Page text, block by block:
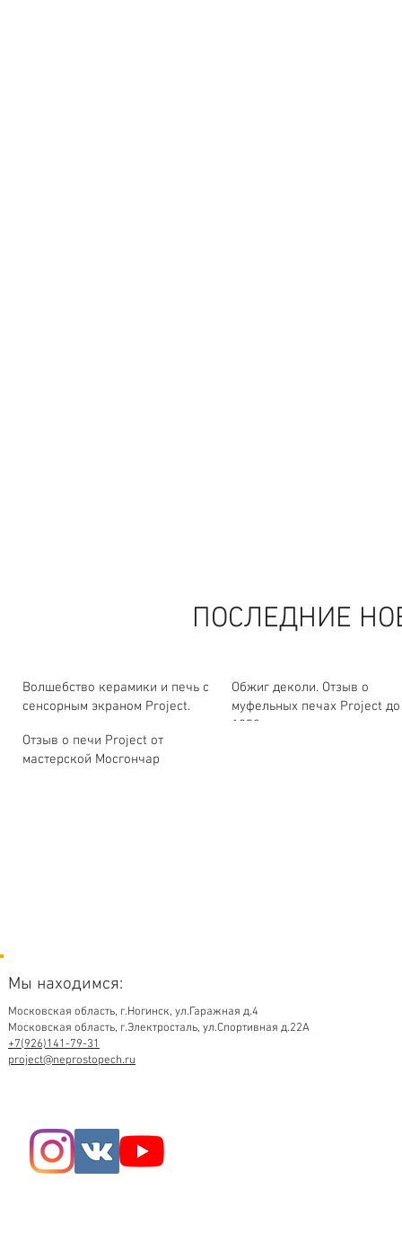
ПОСЛЕДНИЕ
Волшебство керамики и печь с
сенсорным экраном Project.
Обжиг деколи. Отзыв о
муфельных печах Project до
1350 градусов.
Отзыв о печи Project от
мастерской Мосгончар
Мы находимся:
Московская область, г.Ногинск, ул.Гаражная д.4
Московская область, г.Электросталь, ул.Спортивная д.22А
+7(926)141-79-31
project@neprostopech.ru